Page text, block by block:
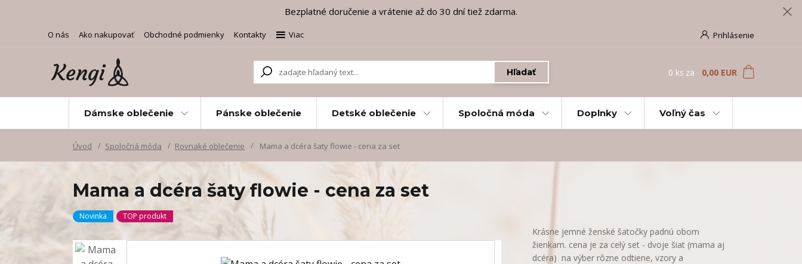
Bezplatné doručenie a vrátenie až do 30 dní tiež zdarma.
O nás Ako nakupovať Obchodné podmienky Kontakty Viac Prihlásenie
Hľadať 0 ks za 0,00 EUR
Dámske oblečenie Pánske oblečenie Detské oblečenie Spoločná móda Doplnky Voľný čas
Úvod Spoločná móda Rovnaké oblečenie Mama a dcéra šaty flowie - cena za set
Mama a dcéra šaty flowie - cena za set
Novinka TOP produkt
Krásne jemné ženské šatočky padnú obom
žienkam. cena je za celý set - dvoje šiat (mama aj
dcéra) na výber rôzne odtiene, vzory a